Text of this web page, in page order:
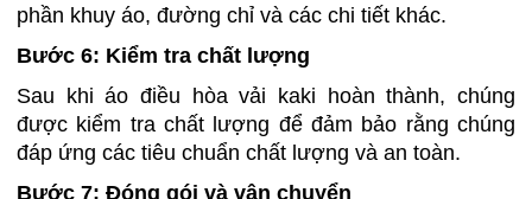
phần khuy áo, đường chỉ và các chi tiết khác.
Bước 6: Kiểm tra chất lượng
Sau khi áo điều hòa vải kaki hoàn thành, chúng
được kiểm tra chất lượng để đảm bảo rằng chúng
đáp ứng các tiêu chuẩn chất lượng và an toàn.
Bước 7: Đóng gói và vận chuyển